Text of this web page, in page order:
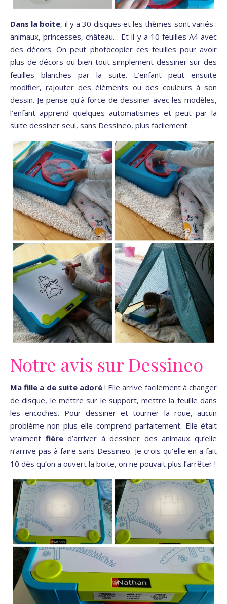
Dans la boite, il y a 30 disques et les thèmes sont variés :
animaux, princesses, château… Et il y a 10 feuilles A4 avec
des décors. On peut photocopier ces feuilles pour avoir
plus de décors ou bien tout simplement dessiner sur des
feuilles blanches par la suite. L’enfant peut ensuite
modifier, rajouter des éléments ou des couleurs à son
dessin. Je pense qu’à force de dessiner avec les modèles,
l’enfant apprend quelques automatismes et peut par la
suite dessiner seul, sans Dessineo, plus facilement.
Notre avis sur Dessineo
Ma fille a de suite adoré! Elle arrive facilement à changer
de disque, le mettre sur le support, mettre la feuille dans
les encoches. Pour dessiner et tourner la roue, aucun
problème non plus elle comprend parfaitement. Elle était
vraiment fièred’arriver à dessiner des animaux qu’elle
n’arrive pas à faire sans Dessineo. Je crois qu’elle en a fait
10 dès qu’on a ouvert la boite, on ne pouvait plus l’arrêter !